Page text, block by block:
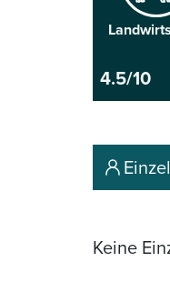
4.5/10
Keine